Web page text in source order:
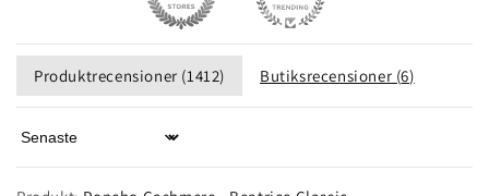
Produktrecensioner (1412) Butiksrecensioner (6)
Sort by